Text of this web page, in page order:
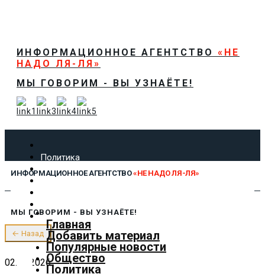
ИНФОРМАЦИОННОЕ АГЕНТСТВО «НЕ
НАДО ЛЯ-ЛЯ»
МЫ ГОВОРИМ - ВЫ УЗНАЁТЕ!
Политика
Экономика
Культура
Предложить новость
О нас
ИНФОРМАЦИОННОЕ АГЕНТСТВО«НЕ НАДО ЛЯ-ЛЯ»
Главная
Добавить материал
Популярные новости
Общество
Политика
МЫ ГОВОРИМ - ВЫ УЗНАЁТЕ!
← Назад
02.06.2026